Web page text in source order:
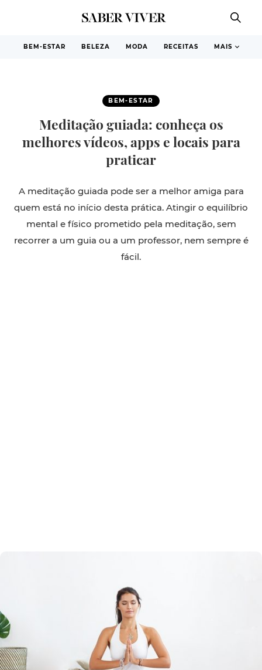
BEM-ESTAR BELEZA MODA RECEITAS MAIS
BEM-ESTAR
Meditação guiada: conheça os
melhores vídeos, apps e locais para
praticar
A meditação guiada pode ser a melhor amiga para
quem está no início desta prática. Atingir o equilíbrio
mental e físico prometido pela meditação, sem
recorrer a um guia ou a um professor, nem sempre é
fácil.